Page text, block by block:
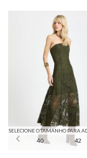
SELECIONE O TAMANHO PARA
40 42